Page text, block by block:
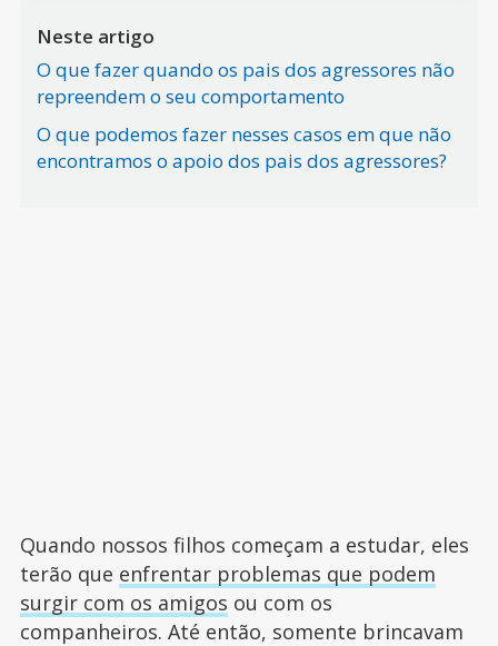
Neste artigo
O que fazer quando os pais dos agressores não
repreendem o seu comportamento
O que podemos fazer nesses casos em que não
encontramos o apoio dos pais dos agressores?
Quando nossos filhos começam a estudar, eles
terão que enfrentar problemas que podem
surgir com os amigos ou com os
companheiros. Até então, somente brincavam